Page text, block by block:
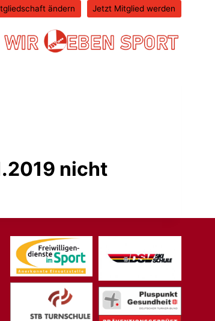
ändern Jetzt Mitglied werden
nicht